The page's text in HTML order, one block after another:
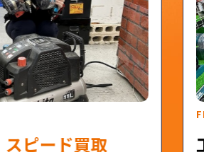
スピード買取